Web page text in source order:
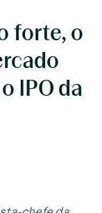
forte, o
IPO da